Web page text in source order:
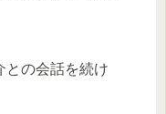
との会話を続け